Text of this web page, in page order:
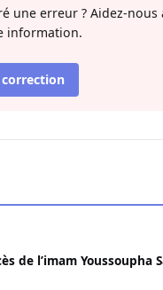
une erreur ? Aidez-
information.
de l’imam Youssoupha